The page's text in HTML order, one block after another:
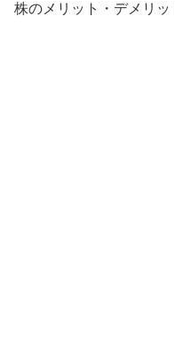
株のメリット・デメリッ